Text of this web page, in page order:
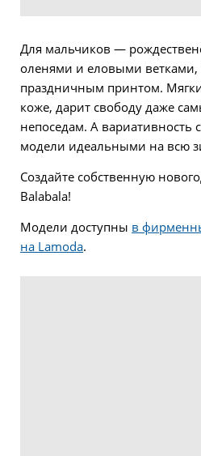
Для мальчиков —
оленями и еловыми ветками,
праздничным принтом.
коже, дарит свободу даже
непоседам. А вариативность
модели идеальными на всю
Создайте собственную
Balabala!
Модели доступны в
на Lamoda.